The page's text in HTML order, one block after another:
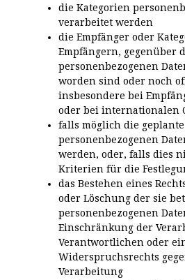
die Kategorien
verarbeitet werden
die Empfänger oder
Empfängern, gegenüber
personenbezogenen
worden sind oder noch
insbesondere bei
oder bei internationalen
falls möglich die
personenbezogenen
werden, oder, falls dies
Kriterien für die
das Bestehen eines
oder Löschung der sie
personenbezogenen
Einschränkung der
Verantwortlichen oder
Widerspruchsrechts
Verarbeitung